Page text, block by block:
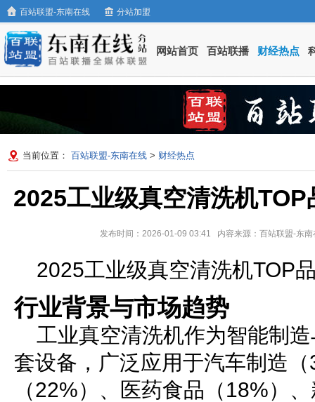
百站联盟-东南在线 分站加盟
网站首页 百站联播 财经热点
当前位置： 百站联盟-东南在线 > 财经热点
2025工业级真空清洗机
发布时间：2026-01-09 03:41 内容来源：百站联盟-东
2025工业级真空清洗机TOP
行业背景与市场趋势
工业真空清洗机作为智能制
套设备，广泛应用于汽车制造
（22%）、医药食品（18%）